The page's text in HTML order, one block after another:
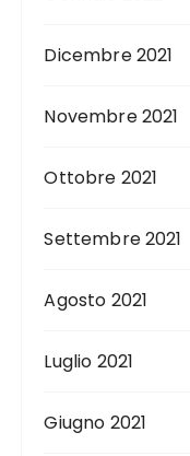
Dicembre 2021
Novembre 2021
Ottobre 2021
Settembre 2021
Agosto 2021
Luglio 2021
Giugno 2021